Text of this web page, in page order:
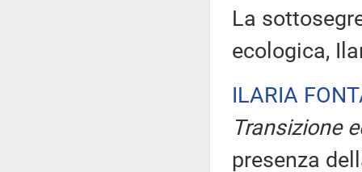
La
ecologica,
ILARIA
Transizione
presenza